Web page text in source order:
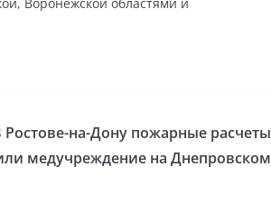
Ростове-на-Дону пожарные расчеты
медучреждение на Днепровском